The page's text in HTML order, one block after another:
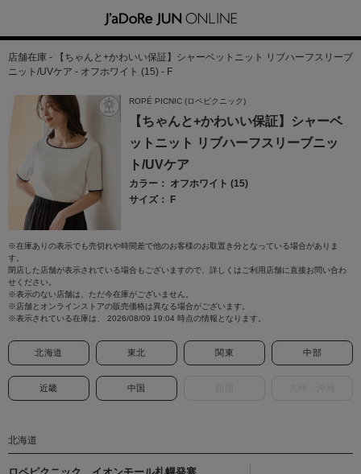
店舗在庫 - 【ちゃんと+かわいい保証】シャーベットニット リブハーフスリーブ
ニット/UVケア - オフホワイト (15) - F
ROPÉ PICNIC (ロペピクニック)
【ちゃんと+かわいい保証】シャーベ
ットニット リブハーフスリーブニッ
ト/UVケア
カラー： オフホワイト (15)
サイズ： F
※在庫ありの表示でも売切れや時間差で他のお客様のお取置き分となっている場合がありま
す。
閉店した店舗が表示されている場合もございますので、詳しくはご利用店舗に直接お問い合わ
せください。
※表示のない店舗は、ただ今在庫がございません。
※店舗とオンラインストアの販売価格は異なる場合がございます。
※表示されている在庫は、 2026/08/09 19:04 時点の情報となります。
北海道 東北 関東 中部
近畿 中国
北海道